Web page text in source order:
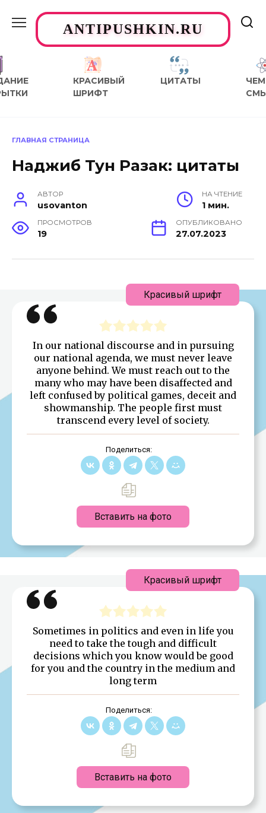
содержаниюANTIPUSHKIN.RU
КРАСИВЫЙ
ШРИФТ
ЦИТАТЫ
ЧЕМ
ГЛАВНАЯ СТРАНИЦА
Наджиб Тун Разак: цитаты
АВТОР
usovanton
НА ЧТЕНИЕ
1 мин.
ПРОСМОТРОВ
19
ОПУБЛИКОВАНО
27.07.2023
In our national discourse and in pursuing
our national agenda, we must never leave
anyone behind. We must reach out to the
many who may have been disaffected and
left confused by political games, deceit and
showmanship. The people first must
transcend every level of society.
Поделиться:
Вставить на фото
Красивый шрифт
Sometimes in politics and even in life you
need to take the tough and difficult
decisions which you know would be good
for you and the country in the medium and
long term
Поделиться:
Вставить на фото
Красивый шрифт